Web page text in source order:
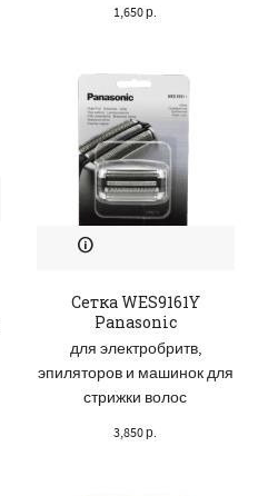
1,650р.
Сетка WES9161Y
Panasonic
для электробритв,
эпиляторов и машинок для
стрижки волос
3,850р.